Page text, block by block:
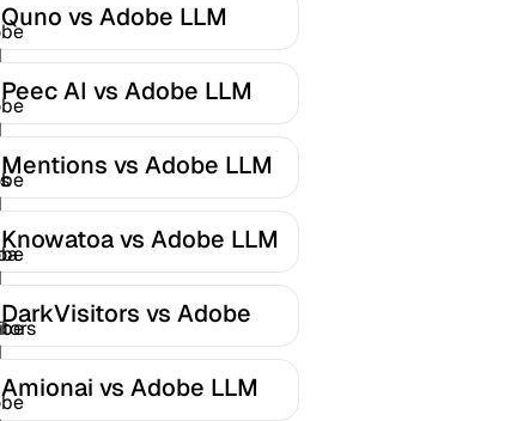
Quno vs Adobe LLM
Optimizer
Peec AI vs Adobe LLM
Optimizer
Mentions vs Adobe LLM
Optimizer
Knowatoa vs Adobe LLM
Optimizer
DarkVisitors vs Adobe
LLM Optimizer
Amionai vs Adobe LLM